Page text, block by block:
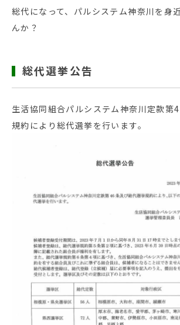
総代になって、パルシステム神奈川を身
んか？
総代選挙公告
生活協同組合パルシステム神奈川定款第
規約により総代選挙を行います。